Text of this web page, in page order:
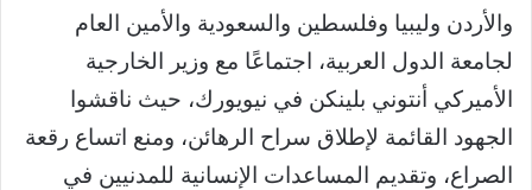
والأردن وليبيا وفلسطين والسعودية والأمين العام
لجامعة الدول العربية، اجتماعًا مع وزير الخارجية
الأميركي أنتوني بلينكن في نيويورك، حيث ناقشوا
الجهود القائمة لإطلاق سراح الرهائن، ومنع اتساع رقعة
الصراع، وتقديم المساعدات الإنسانية للمدنيين في